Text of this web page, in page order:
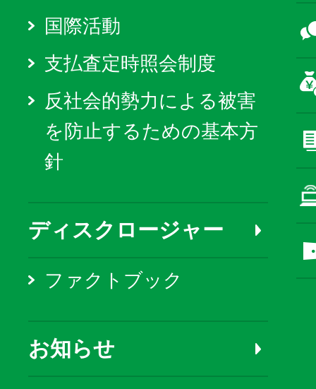
国際活動
支払査定時照会制度
反社会的勢力による被害
を防止するための基本方
針
ディスクロージャー
ファクトブック
お知らせ